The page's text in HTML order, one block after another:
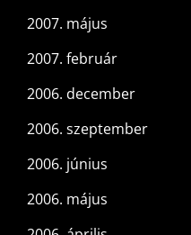
2007. május
2007. február
2006. december
2006. szeptember
2006. június
2006. május